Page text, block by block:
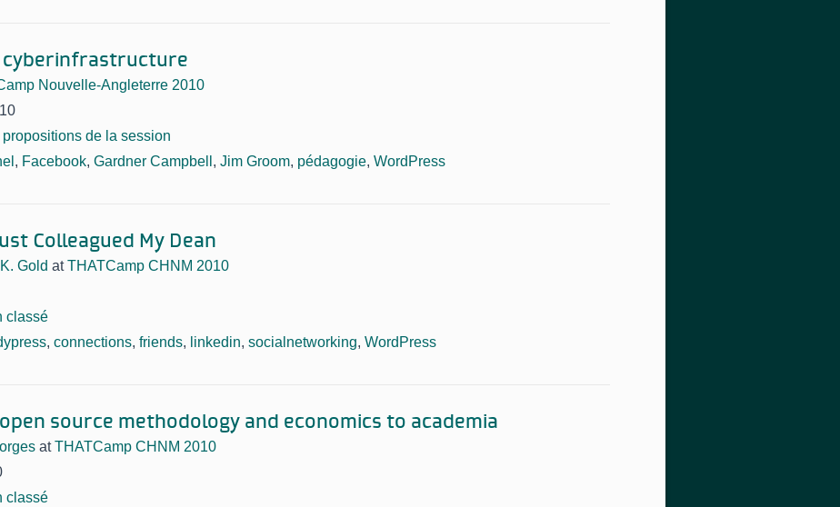
cyberinfrastructure
Nouvelle-Angleterre 2010
propositions de la session
, Facebook, Gardner Campbell , Jim Groom, pédagogie, WordPress
Colleagued My Dean
Gold atTHATCamp CHNM 2010
classé
, connections, friends, linkedin, socialnetworking, WordPress
source methodology and economics to academia
atTHATCamp CHNM 2010
classé